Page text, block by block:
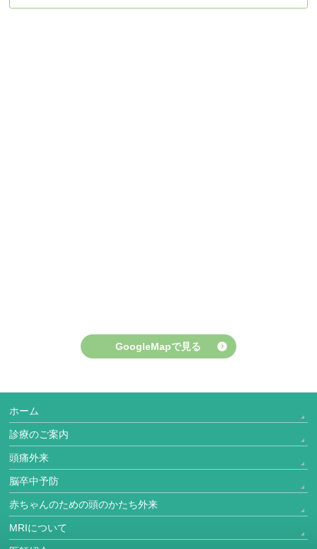
GoogleMapで見る
ホーム
診療のご案内
頭痛外来
脳卒中予防
赤ちゃんのための頭のかたち外来
MRIについて